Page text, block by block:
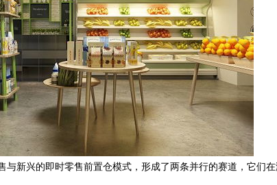
新兴的即时零售前置仓模式，形成了两条并行的赛道，它们